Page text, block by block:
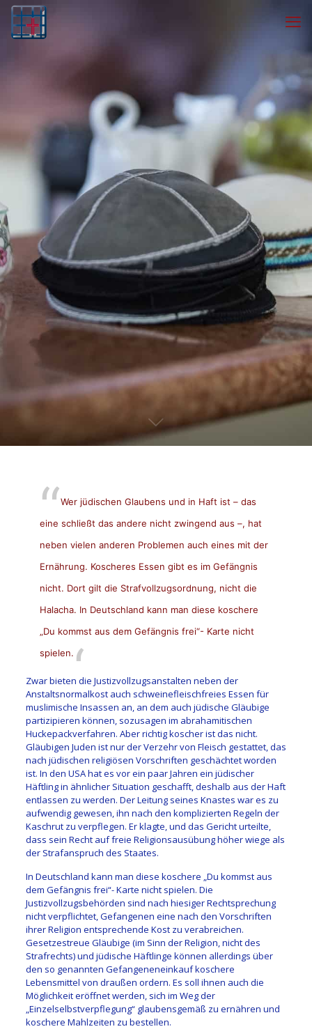
Wer jüdischen Glaubens und in Haft ist – das
eine schließt das andere nicht zwingend aus –, hat
neben vielen anderen Problemen auch eines mit der
Ernährung. Koscheres Essen gibt es im Gefängnis
nicht. Dort gilt die Strafvollzugsordnung, nicht die
Halacha. In Deutschland kann man diese koschere
„Du kommst aus dem Gefängnis frei“- Karte nicht
spielen.
Zwar bieten die Justizvollzugsanstalten neben der
Anstaltsnormalkost auch schweinefleischfreies Essen für
muslimische Insassen an, an dem auch jüdische Gläubige
partizipieren können, sozusagen im abrahamitischen
Huckepackverfahren. Aber richtig koscher ist das nicht.
Gläubigen Juden ist nur der Verzehr von Fleisch gestattet, das
nach jüdischen religiösen Vorschriften geschächtet worden
ist. In den USA hat es vor ein paar Jahren ein jüdischer
Häftling in ähnlicher Situation geschafft, deshalb aus der Haft
entlassen zu werden. Der Leitung seines Knastes war es zu
aufwendig gewesen, ihn nach den komplizierten Regeln der
Kaschrut zu verpflegen. Er klagte, und das Gericht urteilte,
dass sein Recht auf freie Religionsausübung höher wiege als
der Strafanspruch des Staates.
In Deutschland kann man diese koschere „Du kommst aus
dem Gefängnis frei“- Karte nicht spielen. Die
Justizvollzugsbehörden sind nach hiesiger Rechtsprechung
nicht verpflichtet, Gefangenen eine nach den Vorschriften
ihrer Religion entsprechende Kost zu verabreichen.
Gesetzestreue Gläubige (im Sinn der Religion, nicht des
Strafrechts) und jüdische Häftlinge können allerdings über
den so genannten Gefangeneneinkauf koschere
Lebensmittel von draußen ordern. Es soll ihnen auch die
Möglichkeit eröffnet werden, sich im Weg der
„Einzelselbstverpflegung“ glaubensgemäß zu ernähren und
koschere Mahlzeiten zu bestellen.